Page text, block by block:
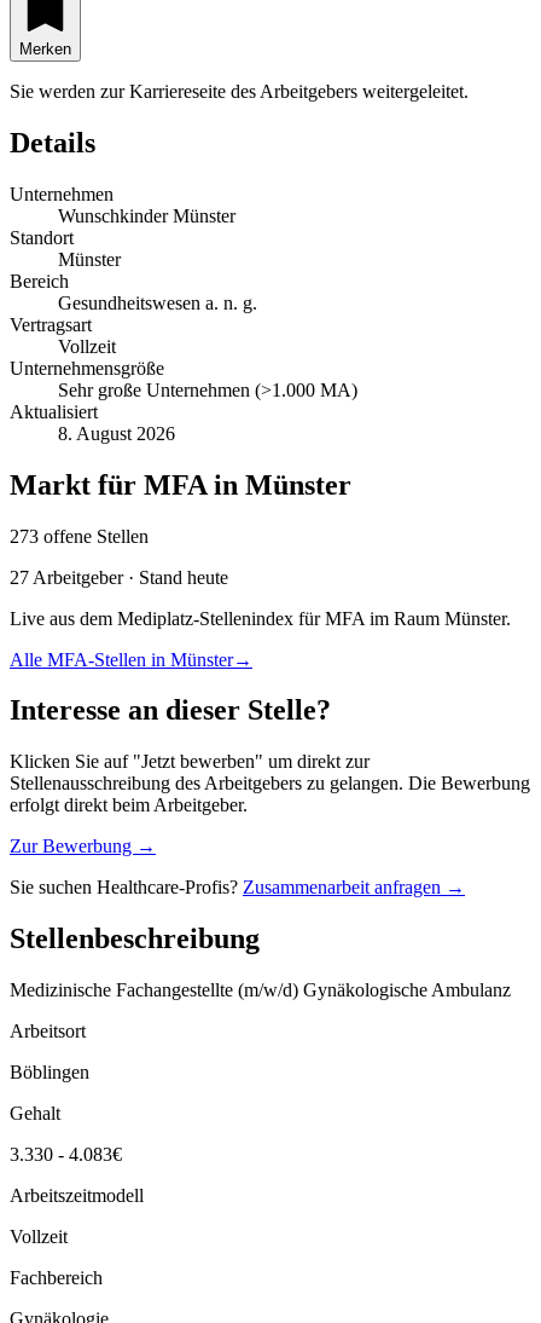
Merken
Sie werden zur Karriereseite des Arbeitgebers weitergeleitet.
Details
Unternehmen
Wunschkinder Münster
Standort
Münster
Bereich
Gesundheitswesen a. n. g.
Vertragsart
Vollzeit
Unternehmensgröße
Sehr große Unternehmen (>1.000 MA)
Aktualisiert
8. August 2026
Markt für MFA in Münster
273 offene Stellen
27 Arbeitgeber · Stand heute
Live aus dem Mediplatz-Stellenindex fürMFA im Raum Münster.
Alle MFA-Stellen in Münster→
Interesse an dieser Stelle?
Klicken Sie auf "Jetzt bewerben" um direkt zur
Stellenausschreibung des Arbeitgebers zu gelangen. Die Bewerbung
erfolgt direkt beim Arbeitgeber.
Zur Bewerbung →
Sie suchen Healthcare-Profis? Zusammenarbeit anfragen →
Stellenbeschreibung
Medizinische Fachangestellte (m/w/d) Gynäkologische Ambulanz
Arbeitsort
Böblingen
Gehalt
3.330 - 4.083€
Arbeitszeitmodell
Vollzeit
Fachbereich